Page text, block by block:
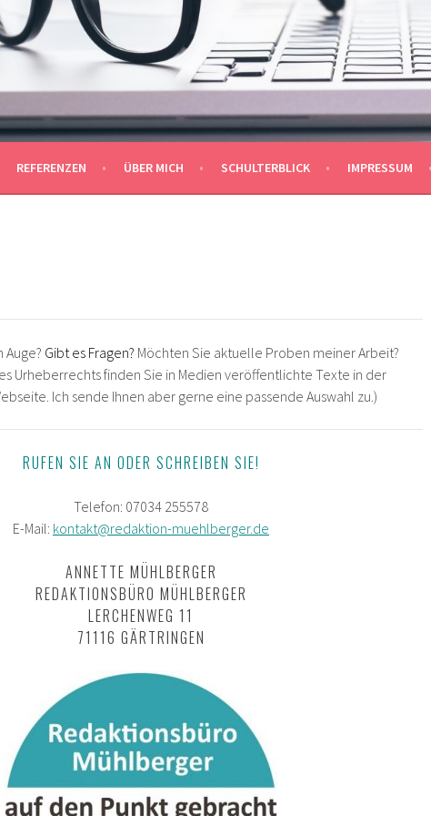
REFERENZEN ÜBER MICH SCHULTERBLICK IMPRESSUM
Auge? Gibt es Fragen? Möchten Sie aktuelle Proben meiner Arbeit?
Urheberrechts finden Sie in Medien veröffentlichte Texte in der
Ich sende Ihnen aber gerne eine passende Auswahl zu.)
RUFEN SIE AN ODER SCHREIBEN SIE!
Telefon: 07034 255578
E-Mail: kontakt@redaktion-muehlberger.de
ANNETTE MÜHLBERGER
REDAKTIONSBÜRO MÜHLBERGER
LERCHENWEG 11
71116 GÄRTRINGEN